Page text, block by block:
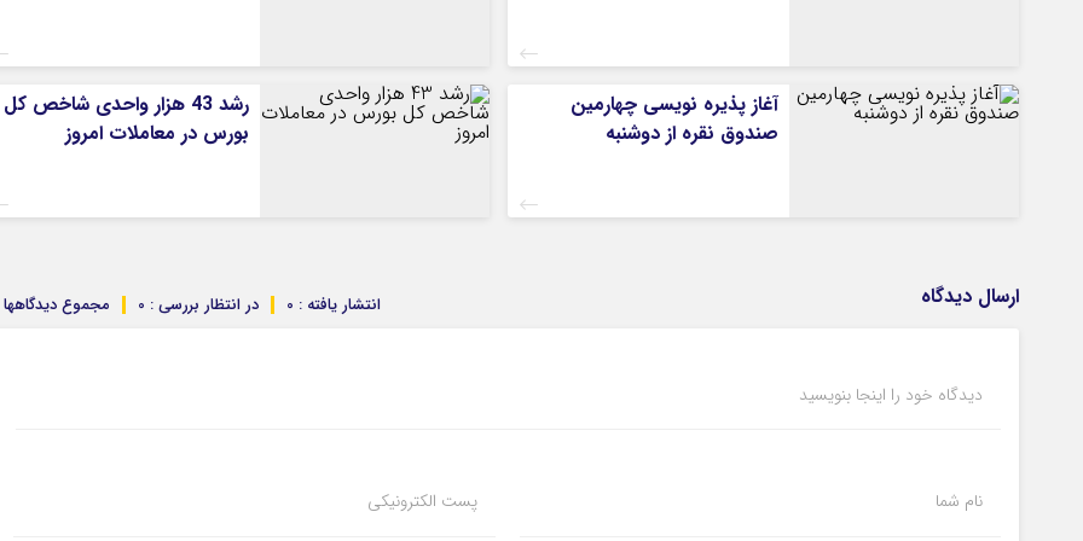
آغاز پذیره نویسی چهارمین
صندوق نقره از دوشنبه
رشد 43 هزار واحدی شاخص کل
بورس در معاملات امروز
ارسال دیدگاه مجموع دیدگاهها در انتظار بررسی : 0 انتشار یافته : 0
دیدگاه خود را اینجا بنویسید
نام شما پست الکترونیکی